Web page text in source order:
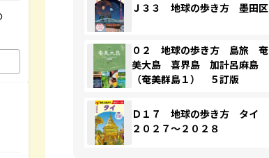
Ｊ３３ 地球の歩き方 墨田区
０２ 地球の歩き方 島旅 奄
美大島 喜界島 加計呂麻島
（奄美群島１） ５訂版
Ｄ１７ 地球の歩き方 タイ
２０２７～２０２８